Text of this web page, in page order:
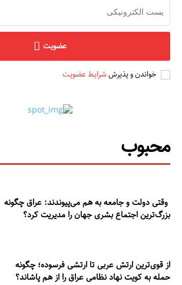
عضویت
خواندن و پذیرششرایط عضویت
محبوب
وقتی دولت و جامعه به هم می‌پیوندند: عراق چگونه
بزرگ‌ترین اجتماع بشری جهان را مدیریت کرد؟
از قوی‌ترین ارتش عربی تا ارتشی فرسوده؛ چگونه
حمله به کویت نهاد نظامی عراق را از هم پاشاند؟